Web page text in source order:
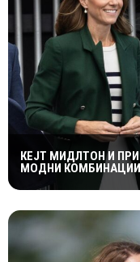
КЕЈТ МИДЛТОН И
МОДНИ КОМБИНАЦИИ
КРАЛСКОТО